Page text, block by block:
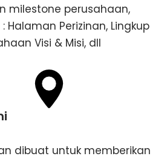
milestone perusahaan,
Halaman Perizinan, Lingkup
Visi & Misi, dll
dibuat untuk memberikan